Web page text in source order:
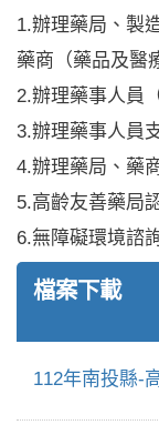
1.辦理藥局、製
藥商（藥品及醫
2.辦理藥事人員
3.辦理藥事人員
4.辦理藥局、藥
5.高齡友善藥局
6.無障礙環境諮
檔案下載
112年南投縣-